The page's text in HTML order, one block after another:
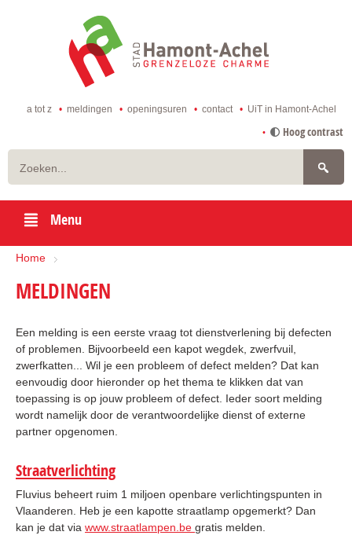
de
a tot z meldingen openingsuren contact UiT in Hamont-Achel
Hoog contrast
Menu
Home
MELDINGEN
Een melding is een eerste vraag tot dienstverlening bij defecten
of problemen. Bijvoorbeeld een kapot wegdek, zwerfvuil,
zwerfkatten... Wil je een probleem of defect melden? Dat kan
eenvoudig door hieronder op het thema te klikken dat van
toepassing is op jouw probleem of defect. Ieder soort melding
wordt namelijk door de verantwoordelijke dienst of externe
partner opgenomen.
Straatverlichting
Fluvius beheert ruim 1 miljoen openbare verlichtingspunten in
Vlaanderen. Heb je een kapotte straatlamp opgemerkt? Dan
kan je dat via www.straatlampen.be gratis melden.